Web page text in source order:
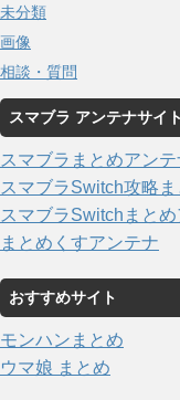
未分類
画像
相談・質問
スマブラ アンテナサイト
スマブラまとめアンテ
スマブラSwitch攻略
スマブラSwitchまと
まとめくすアンテナ
おすすめサイト
モンハンまとめ
ウマ娘 まとめ